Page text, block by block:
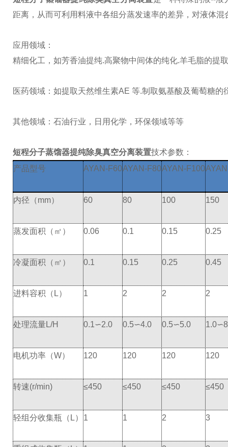
距离，从而可利用料液中各组分蒸发速率的差异，对液体混
应用领域：
精细化工，如芳香油提纯.高聚物中间体的纯化.羊毛脂的提
医药领域：如提取天然维生素AE 等.制取氨基酸及葡萄糖
其他领域：石油行业，日用化学，环保领域等等
短程分子蒸馏器提纯除臭真空分离装置技术参数：
产品型号
AYAN-F60AYAN-F80AYAN-F100
内径（mm） 60 80 100 150
蒸发面积（㎡） 0.06 0.1 0.15 0.25
冷凝面积（㎡） 0.1 0.15 0.25 0.45
进料容积（L） 1 2 2 2
处理流量L/H 0.1∽2.0 0.5∽4.0 0.5∽5.0
电机功率（W） 120 120 120 120
转速(r/min) ≤450 ≤450 ≤450 ≤450
轻组分收集瓶（L） 1 1 2 3